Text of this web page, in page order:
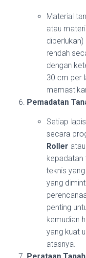
Material
atau
rendah
dengan
30 cm per
Pemadatan
Setiap
secara
Roller atau
kepadatan
teknis
yang
penting
kemudian
yang kuat
atasnya.